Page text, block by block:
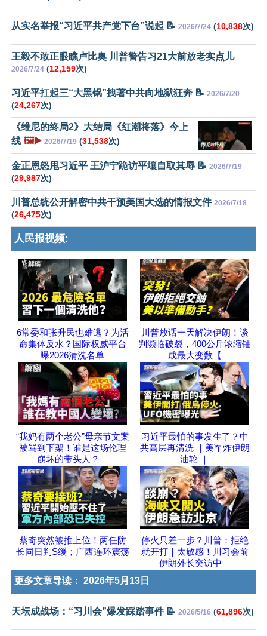
从实名举报“习近平共产党下台”说起 📝 2026/7/24 (10,838次)
王毅不敢正眼瞧卢比奥 川普警告习21大前放老实点儿
2026/7/24 (12,159次)
习近平扛起三“大黑锅”拽著中共向地狱狂奔 📝 2026/7/20
(24,267次)
《维尼的终局2》大结局《红潮将落》今上
线 🖼️▶️ 2026/7/19 (31,538次)
金正恩怒甩习近平 王沪宁跪访平壤自取其辱 📝 2026/7/19
(29,987次)
川普总统公开解密中共干预美国大选的情报文件 2026/7/18
(26,475次)
人民报视频:
6常委和张升民也难逃？为活
命集体反水？国际权威平台
曝2026清洗名单
川普放话一天解决伊朗！谈
判濒临破裂，400公斤浓缩铀
成最大变数【
“我妈有两个老公”母亲节文案
被骂到下架！谁是这场伦理
崩坏的带头人？｜
习近平最怕的事发生了？中
共高层再清洗 ｜美军炸伊朗
油轮 ｜
蔡奇突然被推上位！两任防
长同日判S缓；广西连环震荡
停火只差一步？川普：拒绝
就开打｜太敏感！川习会前
伊朗外长突访中｜
更多文章导读： 2026年5月13日
天坛成战场：“习川会”爆发踩踏事件 📝 2026/5/16 (61,896次)